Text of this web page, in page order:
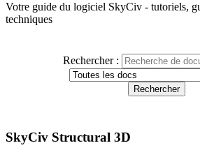
Votre guide du logiciel SkyCiv - tutoriels,
techniques
Rechercher :
SkyCiv Structural 3D